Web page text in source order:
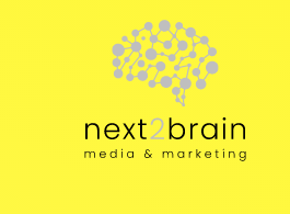
Zum Hauptinhalt springen